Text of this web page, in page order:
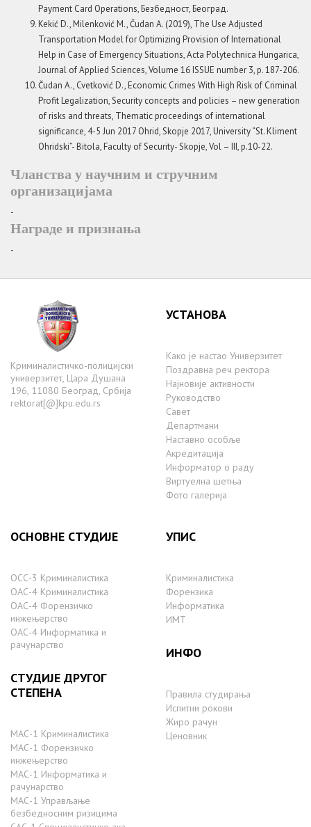
Payment Card Operations, Безбедност, Београд.
Kekić D., Milenkоvić M., Čudan A. (2019), The Use Adjusted
Transportation Model for Optimizing Provision of International
Help in Case of Emergency Situations, Acta Polytechnica Hungarica,
Journal of Applied Sciences, Volume 16 ISSUE number 3, p. 187-206.
Čudan A., Cvetković D., Economic Crimes With High Risk of Criminal
Profit Legalization, Security concepts and policies – new generation
of risks and threats, Thematic proceedings of international
significance, 4-5 Jun 2017 Ohrid, Skopje 2017, University “St. Kliment
Ohridski”- Bitola, Faculty of Security- Skopje, Vol – III, p.10-22.
Чланства у научним и стручним
организацијама
-
Награде и признања
-
Криминалистичко-полицијски
универзитет, Цара Душана
196, 11080 Београд, Србија
rektorat[@]kpu.edu.rs
УСТАНОВА
Како је настаo Универзитет
Поздравна реч ректора
Најновије активности
Руководство
Савет
Департмани
Наставно особље
Акредитација
Информатор о раду
Виртуелна шетња
Фото галерија
ОСНОВНЕ СТУДИЈЕ
ОСС-3 Криминалистика
ОАС-4 Криминалистика
ОАС-4 Форензичко
инжењерство
ОАС-4 Информатика и
рачунарство
СТУДИЈЕ ДРУГОГ
СТЕПЕНА
МАС-1 Криминалистика
МАС-1 Форензичко
инжењерство
МАС-1 Информатика и
рачунарство
MAС-1 Управљање
безбедносним ризицима
УПИС
Криминалистика
Форензика
Информатика
ИМТ
ИНФО
Правила студирања
Испитни рокови
Жиро рачун
Ценовник